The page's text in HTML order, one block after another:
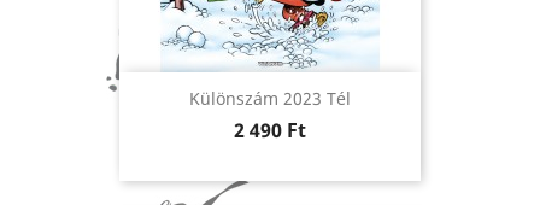
Különszám 2023 Tél
Ár
2 490 Ft